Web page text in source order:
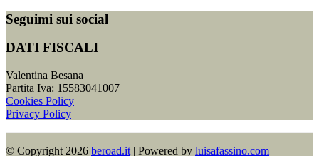
Seguimi sui social
DATI FISCALI
Valentina Besana
Partita Iva: 15583041007
Cookies Policy
Privacy Policy
© Copyright 2026​ beroad.it | Powered by luisafassino.com